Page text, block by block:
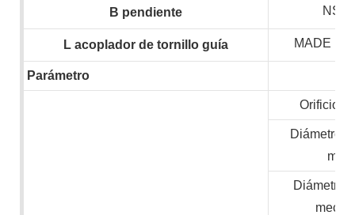
B pendiente
L acoplador de tornillo guía MADE IN
Parámetro
Orificio
Diámetro
Diámetro